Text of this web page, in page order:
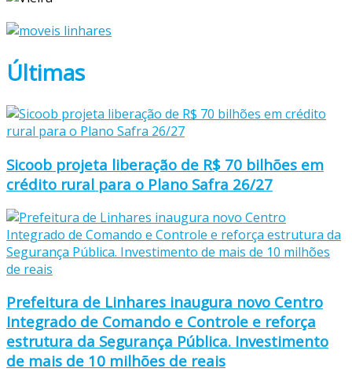
Últimas
Sicoob projeta liberação de R$ 70 bilhões em
crédito rural para o Plano Safra 26/27
Prefeitura de Linhares inaugura novo Centro
Integrado de Comando e Controle e reforça
estrutura da Segurança Pública. Investimento
de mais de 10 milhões de reais